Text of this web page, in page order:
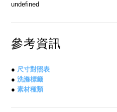
undefined
參考資訊
● 尺寸對照表
● 洗滌標籤
● 素材種類